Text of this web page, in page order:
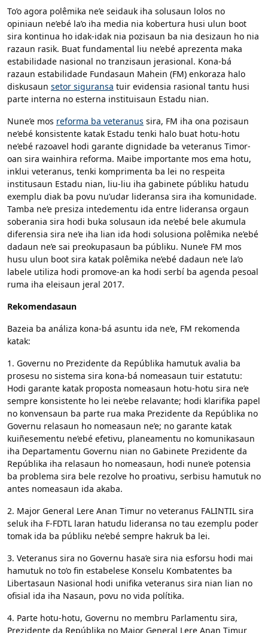
To’o agora polêmika ne’e seidauk iha solusaun lolos no
opiniaun ne’ebé la’o iha media nia kobertura husi ulun boot
sira kontinua ho idak-idak nia pozisaun ba nia desizaun ho nia
razaun rasik. Buat fundamental liu ne’ebé aprezenta maka
estabilidade nasional no tranzisaun jerasional. Kona-bá
razaun estabilidade Fundasaun Mahein (FM) enkoraza halo
diskusaun setor siguransa tuir evidensia rasional tantu husi
parte interna no esterna instituisaun Estadu nian.
Nune’e mos reforma ba veteranus sira, FM iha ona pozisaun
ne’ebé konsistente katak Estadu tenki halo buat hotu-hotu
ne’ebé razoavel hodi garante dignidade ba veteranus Timor-
oan sira wainhira reforma. Maibe importante mos ema hotu,
inklui veteranus, tenki komprimenta ba lei no respeita
institusaun Estadu nian, liu-liu iha gabinete públiku hatudu
exemplu diak ba povu nu’udar lideransa sira iha komunidade.
Tamba ne’e presiza intedementu ida entre lideransa orgaun
soberania sira hodi buka solusaun ida ne’ebé bele akumula
diferensia sira ne’e iha lian ida hodi solusiona polêmika ne’ebé
dadaun ne’e sai preokupasaun ba públiku. Nune’e FM mos
husu ulun boot sira katak polêmika ne’ebé dadaun ne’e la’o
labele utiliza hodi promove-an ka hodi serbí ba agenda pesoal
ruma iha eleisaun jeral 2017.
Rekomendasaun
Bazeia ba análiza kona-bá asuntu ida ne’e, FM rekomenda
katak:
1. Governu no Prezidente da Repúblika hamutuk avalia ba
prosesu no sistema sira kona-bá nomeasaun tuir estatutu:
Hodi garante katak proposta nomeasaun hotu-hotu sira ne’e
sempre konsistente ho lei ne’ebe relavante; hodi klarifika papel
no konvensaun ba parte rua maka Prezidente da Repúblika no
Governu relasaun ho nomeasaun ne’e; no garante katak
kuiñesementu ne’ebé efetivu, planeamentu no komunikasaun
iha Departamentu Governu nian no Gabinete Prezidente da
Repúblika iha relasaun ho nomeasaun, hodi nune’e potensia
ba problema sira bele rezolve ho proativu, serbisu hamutuk no
antes nomeasaun ida akaba.
2. Major General Lere Anan Timur no veteranus FALINTIL sira
seluk iha F-FDTL laran hatudu lideransa no tau ezemplu poder
tomak ida ba públiku ne’ebé sempre hakruk ba lei.
3. Veteranus sira no Governu hasa’e sira nia esforsu hodi mai
hamutuk no to’o fin estabelese Konselu Kombatentes ba
Libertasaun Nasional hodi unifika veteranus sira nian lian no
ofisial ida iha Nasaun, povu no vida polítika.
4. Parte hotu-hotu, Governu no membru Parlamentu sira,
Prezidente da Repúblika no Major General Lere Anan Timur